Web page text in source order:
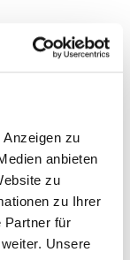
zu
anbieten
zu
zu Ihrer
Partner für
Unsere